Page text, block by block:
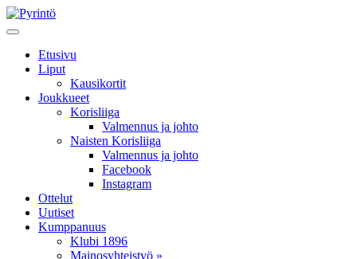
Etusivu
Liput
Kausikortit
Joukkueet
Korisliiga
Valmennus ja johto
Naisten Korisliiga
Valmennus ja johto
Facebook
Instagram
Ottelut
Uutiset
Kumppanuus
Klubi 1896
Mainosyhteistyö »